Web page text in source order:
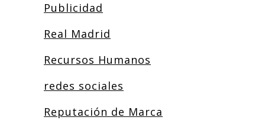
Publicidad
Real Madrid
Recursos Humanos
redes sociales
Reputación de Marca